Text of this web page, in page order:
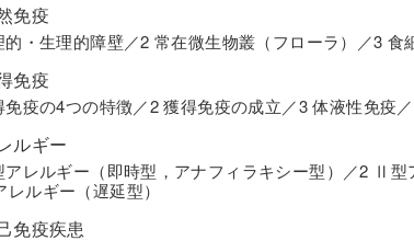
免疫
的・生理的障壁／2 常在微生物叢（フローラ）／3 食
免疫
免疫の4つの特徴／2 獲得免疫の成立／3 体液性免疫
ルギー
レルギー（即時型，アナフィラキシー型）／2 Ⅱ
ルギー（遅延型）
疫疾患